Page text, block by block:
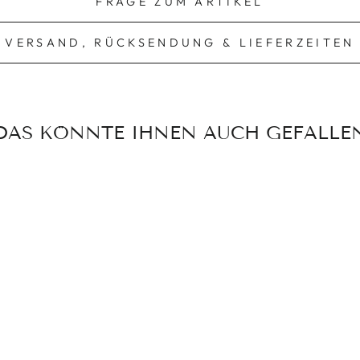
VERSAND, RÜCKSENDUNG & LIEFERZEITEN
KÖNNTE IHNEN AUCH